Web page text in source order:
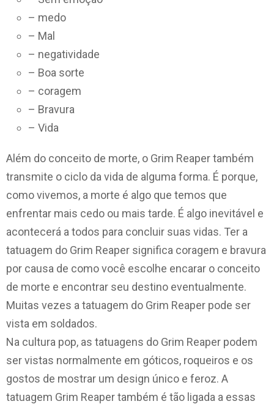
– medo
– Mal
– negatividade
– Boa sorte
– coragem
– Bravura
– Vida
Além do conceito de morte, o Grim Reaper também
transmite o ciclo da vida de alguma forma. É porque,
como vivemos, a morte é algo que temos que
enfrentar mais cedo ou mais tarde. É algo inevitável e
acontecerá a todos para concluir suas vidas. Ter a
tatuagem do Grim Reaper significa coragem e bravura
por causa de como você escolhe encarar o conceito
de morte e encontrar seu destino eventualmente.
Muitas vezes a tatuagem do Grim Reaper pode ser
vista em soldados.
Na cultura pop, as tatuagens do Grim Reaper podem
ser vistas normalmente em góticos, roqueiros e os
gostos de mostrar um design único e feroz. A
tatuagem Grim Reaper também é tão ligada a essas